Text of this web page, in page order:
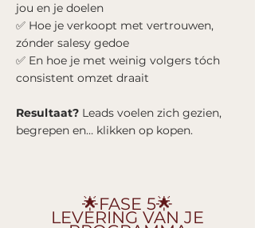
jou en je doelen
✅ Hoe je verkoopt met vertrouwen,
zónder salesy gedoe
✅ En hoe je met weinig volgers tóch
consistent omzet draait
Resultaat? Leads voelen zich gezien,
begrepen en… klikken op kopen.
🌟FASE 5🌟
LEVERING VAN JE